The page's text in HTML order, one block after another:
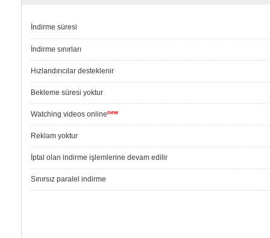
İndirme süresi
İndirme sınırları
Hızlandırıcılar desteklenir
Bekleme süresi yoktur
Watching videos onlinenew
Reklam yoktur
İptal olan indirme işlemlerine devam edilir
Sınırsız paralel indirme